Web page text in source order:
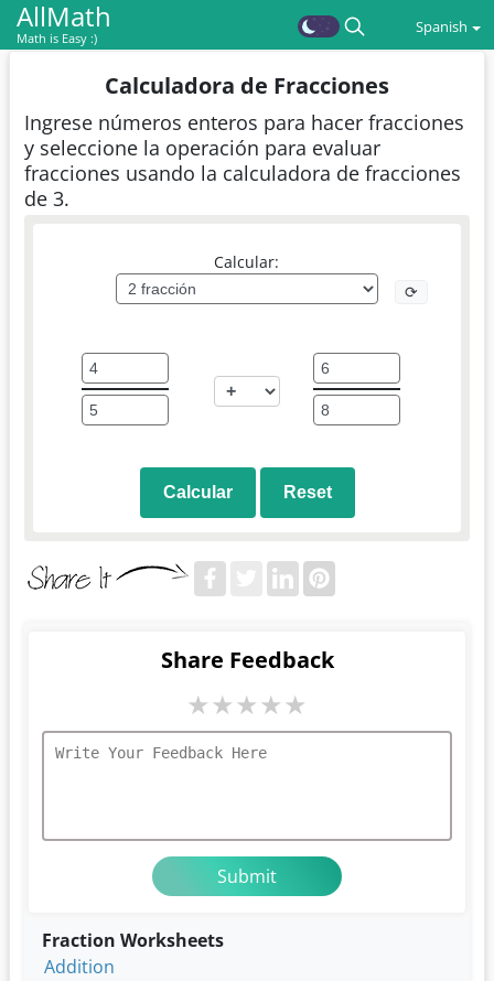
AllMath
Math is Easy :)
Spanish
Calculadora de Fracciones
Ingrese números enteros para hacer fracciones
y seleccione la operación para evaluar
fracciones usando la calculadora de fracciones
de 3.
Calcular:
⟳
Calcular Reset
Fraction Worksheets
Addition
Share Feedback
★★★★★